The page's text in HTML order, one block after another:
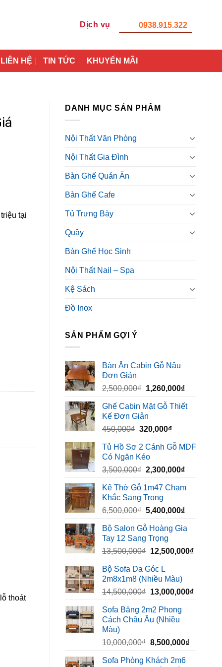
Dịch vụ 0938.915.322
LIÊN HỆ TIN TỨC KHUYẾN MÃI
DANH MỤC SẢN PHẨM
Nội Thất Văn Phòng
Nội Thất Gia Đình
Bàn Ghế Quán Ăn
Bàn Ghế Cafe
Tủ Trưng Bày
Quầy
Bàn Ghế Học Sinh
Nội Thất Nail – Spa
Kệ Sách
Đồ Inox
SẢN PHẨM GỢI Ý
Bàn Ăn Cabin Gỗ Nâu
Đơn Giản
2,500,000₫ Giá
là:
2,500,000₫.
1,260,000₫Giá
tại
Ghế Cabin Mặt Gỗ Thiết
Kế Đơn Giản
450,000₫ Giá
là:
450,000₫.
320,000₫Giá
tại
320,000₫.
Tủ Hồ Sơ 2 Cánh Gỗ MDF
Có Ngăn Kéo
3,500,000₫ Giá
là:
3,500,000₫.
2,300,000₫Giá
tại
Kệ Thờ Gỗ 1m47 Chạm
Khắc Sang Trọng
6,500,000₫ Giá
là:
6,500,000₫.
5,400,000₫Giá
tại
Bộ Salon Gỗ Hoàng Gia
Tay 12 Sang Trọng
13,500,000₫ Giá
là:
13,500,000₫.
12,500,000₫Giá
Bộ Sofa Da Góc L
2m8x1m8 (Nhiều Màu)
14,500,000₫ Giá
là:
14,500,000₫.
13,000,000₫Giá
Sofa Băng 2m2 Phong
Cách Châu Âu (Nhiều
Màu)
10,000,000₫ Giá
là:
8,500,000₫Giá
Sofa Phòng Khách 2m6
tại
thoát